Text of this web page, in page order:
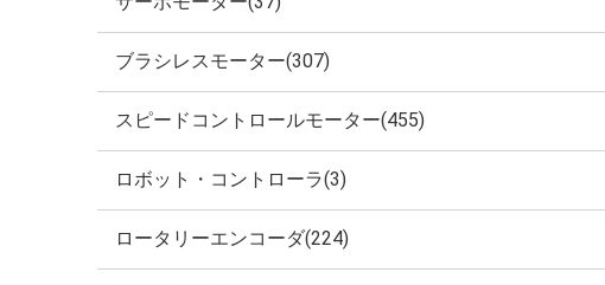
ブラシレスモーター(307)
スピードコントロールモーター(455)
ロボット・コントローラ(3)
ロータリーエンコーダ(224)